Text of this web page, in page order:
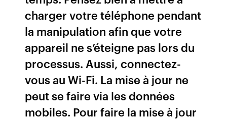
charger votre téléphone pendant
la manipulation afin que votre
appareil ne s’éteigne pas lors du
processus. Aussi, connectez-
vous au Wi-Fi. La mise à jour ne
peut se faire via les données
mobiles. Pour faire la mise à jour